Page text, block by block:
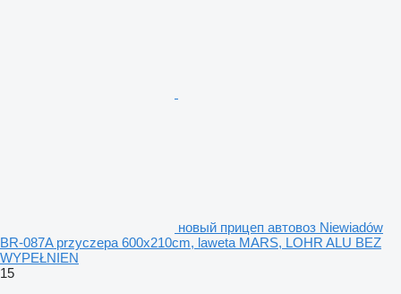
новый прицеп автовоз Niewiadów
BR-087A przyczepa 600x210cm, laweta MARS, LOHR ALU BEZ
WYPEŁNIEN
15